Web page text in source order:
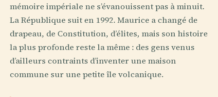
mémoire impériale ne s’évanouissent pas à minuit.
La République suit en 1992. Maurice a changé de
drapeau, de Constitution, d’élites, mais son histoire
la plus profonde reste la même : des gens venus
d’ailleurs contraints d’inventer une maison
commune sur une petite île volcanique.